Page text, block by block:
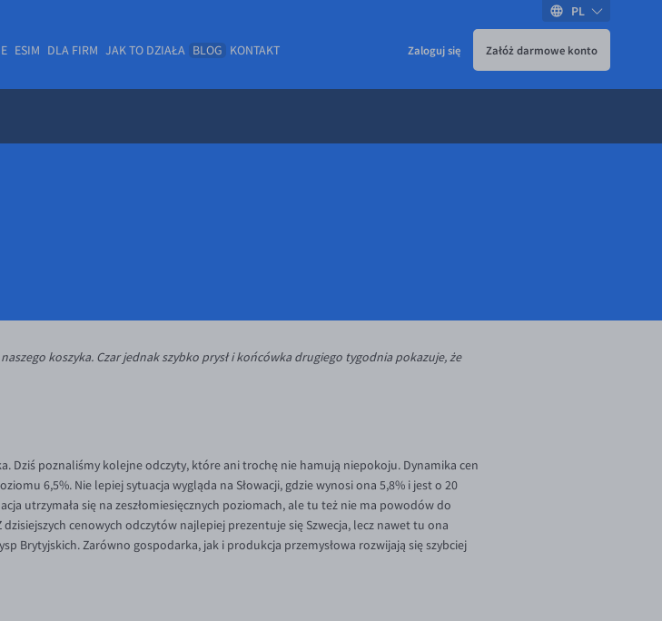
ESIM DLA FIRM JAK TO DZIAŁA BLOG KONTAKT Zaloguj się Załóż darmowe konto
PL
koszyka. Czar jednak szybko prysł i końcówka drugiego tygodnia pokazuje, że
Dziś poznaliśmy kolejne odczyty, które ani trochę nie hamują niepokoju. Dynamika cen
6,5%. Nie lepiej sytuacja wygląda na Słowacji, gdzie wynosi ona 5,8% i jest o 20
utrzymała się na zeszłomiesięcznych poziomach, ale tu też nie ma powodów do
cenowych odczytów najlepiej prezentuje się Szwecja, lecz nawet tu ona
Brytyjskich. Zarówno gospodarka, jak i produkcja przemysłowa rozwijają się szybciej